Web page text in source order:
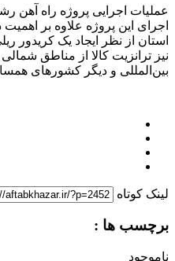
اجرای این پروژه علاوه بر
استان از نظر ایجاد یک کریدور
نیز ترانزیت کالا از مناطق
بین‌المللی و دیگر کشورهای
لینک کوتاه
برچسب ها :
ناموجود